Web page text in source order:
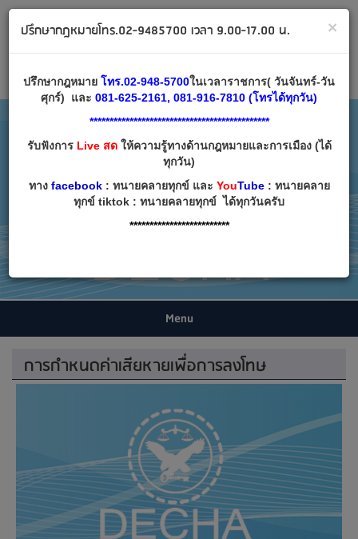
Email:decha007@decha.com
เข้าสู่ระบบ สมัครสมาชิก
Menu
การกำหนดค่าเสียหายเพื่อการลงโทษ
×
ปรึกษากฎหมายโทร.02-9485700 เวลา 9.00-17.00 น.
ปรึกษากฎหมาย โทร.02-948-5700ในเวลาราชการ( วันจันทร์-วัน
ศุกร์) และ 081-625-2161, 081-916-7810 (โทรได้ทุกวัน)
*********************************************
รับฟังการLive สดให้ความรู้ทางด้านกฎหมายและการเมือง (ได้
ทุกวัน)
ทาง facebook: ทนายคลายทุกข์ และ YouTube: ทนายคลาย
ทุกข์ tiktok : ทนายคลายทุกข์ ได้ทุกวันครับ
*************************